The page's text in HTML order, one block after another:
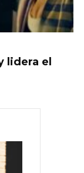
lidera el